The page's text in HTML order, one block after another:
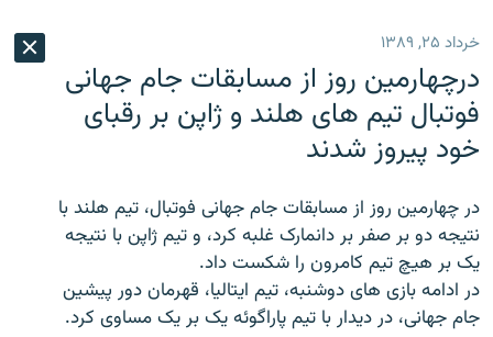
اصلی
رفتن
صفحه
جستجو
انتخاب کنید و بشنوید
برنامه‌های رادیویی
پادکست
چندرسانه‌ای
گزارش‌های ویدئویی
English
به ما بپیوندید
خرداد ۲۵, ۱۳۸۹
درچهارمین روز از مسابقات جام جهانی
فوتبال تیم های هلند و ژاپن بر رقبای
خود پیروز شدند
در چهارمین روز از مسابقات جام جهانی فوتبال، تیم هلند با
نتیجه دو بر صفر بر دانمارک غلبه کرد، و تیم ژاپن با نتیجه
یک بر هیچ تیم کامرون را شکست داد.
در ادامه بازی های دوشنبه، تیم ایتالیا، قهرمان دور پیشین
جام جهانی، در دیدار با تیم پاراگوئه یک بر یک مساوی کرد.